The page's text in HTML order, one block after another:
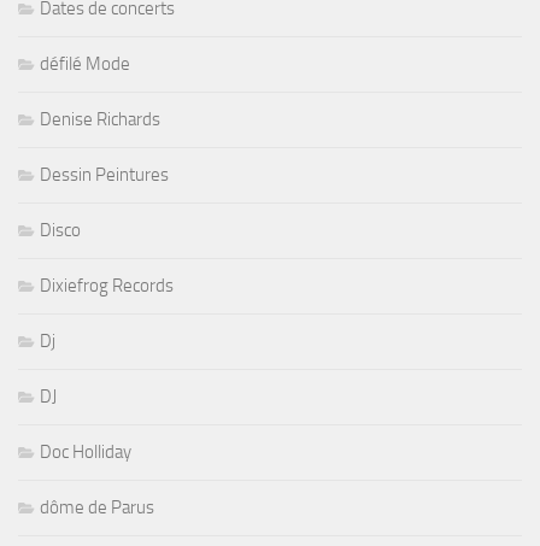
Dates de concerts
défilé Mode
Denise Richards
Dessin Peintures
Disco
Dixiefrog Records
Dj
DJ
Doc Holliday
dôme de Parus